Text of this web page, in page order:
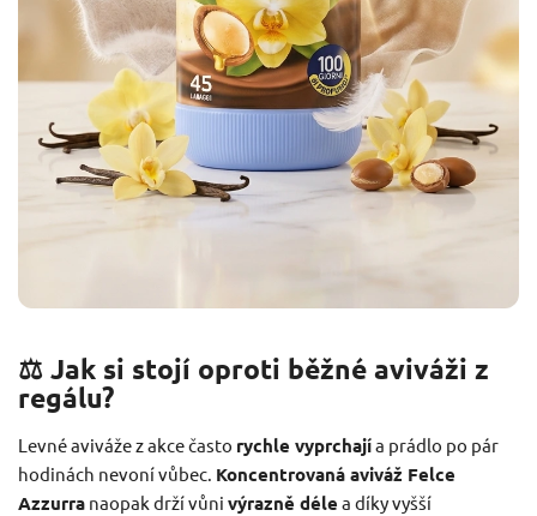
⚖️ Jak si stojí oproti běžné aviváži z
regálu?
Levné aviváže z akce často rychle vyprchajía prádlo po pár
hodinách nevoní vůbec. Koncentrovaná aviváž Felce
Azzurra naopak drží vůni výrazně déle a díky vyšší